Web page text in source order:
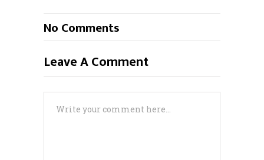
No Comments
Leave A Comment